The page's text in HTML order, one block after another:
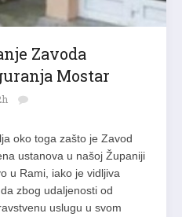
Zavoda
Mostar
oko toga zašto je Zavod
ustanova u našoj Županiji
u Rami, iako je vidljiva
zbog udaljenosti od
uslugu u svom